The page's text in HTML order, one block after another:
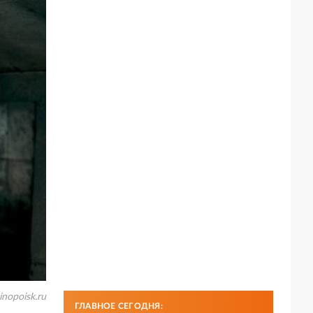
ГЛАВНОЕ СЕГОДНЯ: